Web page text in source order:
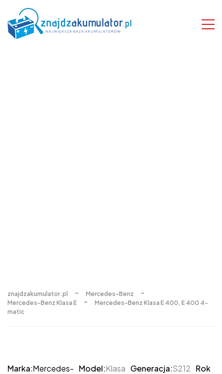
znajdzakumulator.pl
Mercedes-Benz
Mercedes-Benz Klasa E
Mercedes-Benz Klasa E 400, E 400 4-
matic
Marka:Mercedes- Model:Klasa Generacja:S212 Rok